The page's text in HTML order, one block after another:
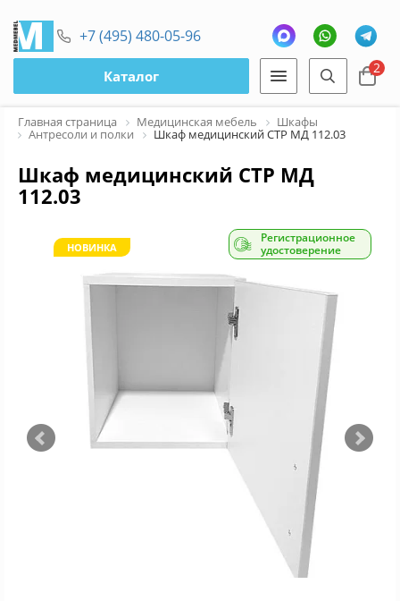
+7 (495) 480-05-96
Каталог 2
Главная страница Медицинская мебель Шкафы
Антресоли и полки Шкаф медицинский СТР МД 112.03
Шкаф медицинский СТР МД
112.03
НОВИНКА
Регистрационное
удостоверение